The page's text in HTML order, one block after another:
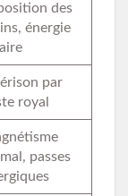
des
énergie
par
royal
passes